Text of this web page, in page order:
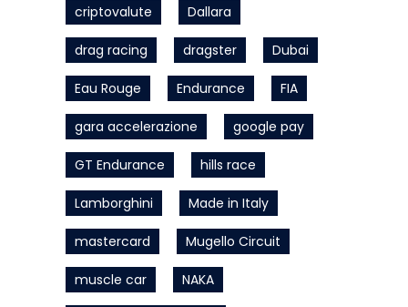
criptovalute Dallara
drag racing dragster Dubai
Eau Rouge Endurance FIA
gara accelerazione google pay
GT Endurance hills race
Lamborghini Made in Italy
mastercard Mugello Circuit
muscle car NAKA